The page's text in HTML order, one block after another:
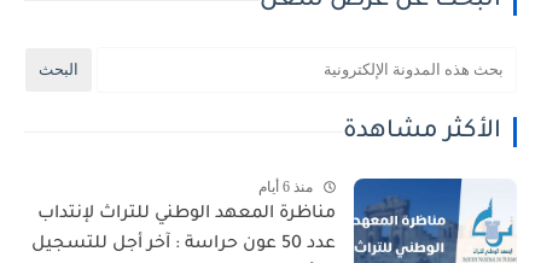
الأكثر مشاهدة
منذ 6 أيام
مناظرة المعهد الوطني للتراث لإنتداب
عدد 50 عون حراسة : آخر أجل للتسجيل